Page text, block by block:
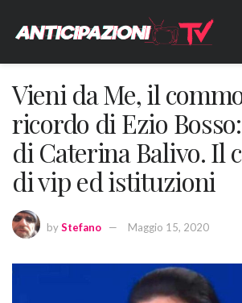
Vieni da Me, il
ricordo di Ezio
di Caterina Balivo. Il
di vip ed istituzioni
byStefano Maggio 15, 2020